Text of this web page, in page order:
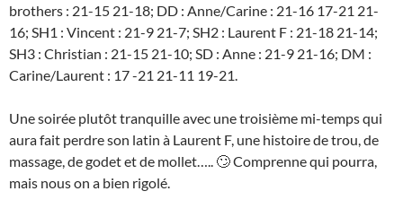
brothers : 21-15 21-18; DD : Anne/Carine : 21-16 17-21 21-
16; SH1 : Vincent : 21-9 21-7; SH2 : Laurent F : 21-18 21-14;
SH3 : Christian : 21-15 21-10; SD : Anne : 21-9 21-16; DM :
Carine/Laurent : 17 -21 21-11 19-21.
Une soirée plutôt tranquille avec une troisième mi-temps qui
aura fait perdre son latin à Laurent F, une histoire de trou, de
massage, de godet et de mollet….. 🙄 Comprenne qui pourra,
mais nous on a bien rigolé.